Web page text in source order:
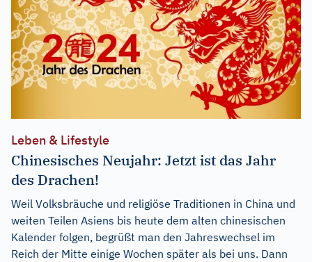
Leben & Lifestyle
Chinesisches Neujahr: Jetzt ist das Jahr
des Drachen!
Weil Volksbräuche und religiöse Traditionen in China und
weiten Teilen Asiens bis heute dem alten chinesischen
Kalender folgen, begrüßt man den Jahreswechsel im
Reich der Mitte einige Wochen später als bei uns. Dann